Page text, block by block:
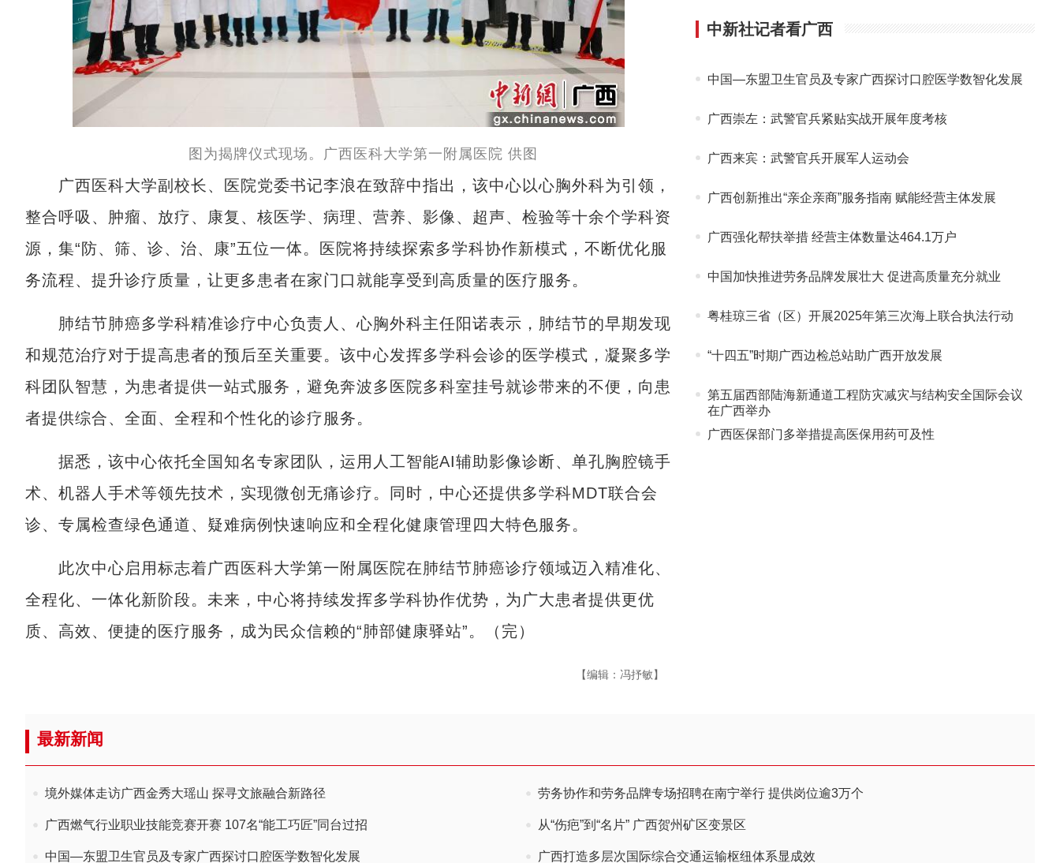
图为揭牌仪式现场。广西医科大学第一附属医院 供图
广西医科大学副校长、医院党委书记李浪在致辞中指出，该中心以心胸外科为引领，
整合呼吸、肿瘤、放疗、康复、核医学、病理、营养、影像、超声、检验等十余个学科资
源，集“防、筛、诊、治、康”五位一体。医院将持续探索多学科协作新模式，不断优化服
务流程、提升诊疗质量，让更多患者在家门口就能享受到高质量的医疗服务。
肺结节肺癌多学科精准诊疗中心负责人、心胸外科主任阳诺表示，肺结节的早期发现
和规范治疗对于提高患者的预后至关重要。该中心发挥多学科会诊的医学模式，凝聚多学
科团队智慧，为患者提供一站式服务，避免奔波多医院多科室挂号就诊带来的不便，向患
者提供综合、全面、全程和个性化的诊疗服务。
据悉，该中心依托全国知名专家团队，运用人工智能AI辅助影像诊断、单孔胸腔镜手
术、机器人手术等领先技术，实现微创无痛诊疗。同时，中心还提供多学科MDT联合会
诊、专属检查绿色通道、疑难病例快速响应和全程化健康管理四大特色服务。
此次中心启用标志着广西医科大学第一附属医院在肺结节肺癌诊疗领域迈入精准化、
全程化、一体化新阶段。未来，中心将持续发挥多学科协作优势，为广大患者提供更优
质、高效、便捷的医疗服务，成为民众信赖的“肺部健康驿站”。（完）
【编辑：冯抒敏】
中新社记者看广西
中国—东盟卫生官员及专家广西探讨口腔医学数智化发展
广西崇左：武警官兵紧贴实战开展年度考核
广西来宾：武警官兵开展军人运动会
广西创新推出“亲企亲商”服务指南 赋能经营主体发展
广西强化帮扶举措 经营主体数量达464.1万户
中国加快推进劳务品牌发展壮大 促进高质量充分就业
粤桂琼三省（区）开展2025年第三次海上联合执法行动
“十四五”时期广西边检总站助广西开放发展
第五届西部陆海新通道工程防灾减灾与结构安全国际会议
在广西举办
广西医保部门多举措提高医保用药可及性
最新新闻
境外媒体走访广西金秀大瑶山 探寻文旅融合新路径 劳务协作和劳务品牌专场招聘在南宁举行 提供岗位逾3万个
广西燃气行业职业技能竞赛开赛 107名“能工巧匠”同台过招 从“伤疤”到“名片” 广西贺州矿区变景区
中国—东盟卫生官员及专家广西探讨口腔医学数智化发展 广西打造多层次国际综合交通运输枢纽体系显成效